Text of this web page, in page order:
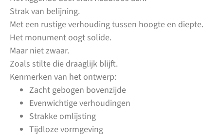
Strak van belijning.
Met een rustige verhouding tussen hoogte en diepte.
Het monument oogt solide.
Maar niet zwaar.
Zoals stilte die draaglijk blijft.
Kenmerken van het ontwerp:
Zacht gebogen bovenzijde
Evenwichtige verhoudingen
Strakke omlijsting
Tijdloze vormgeving